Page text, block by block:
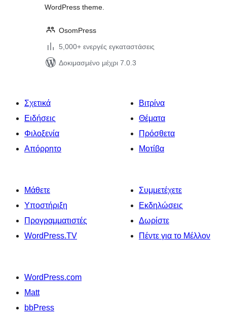
WordPress theme.
OsomPress
5,000+ ενεργές εγκαταστάσεις
Δοκιμασμένο μέχρι 7.0.3
Σχετικά
Ειδήσεις
Φιλοξενία
Απόρρητο
Βιτρίνα
Θέματα
Πρόσθετα
Μοτίβα
Μάθετε
Υποστήριξη
Προγραμματιστές
WordPress.TV
Συμμετέχετε
Εκδηλώσεις
Δωρίστε
Πέντε για το Μέλλον
WordPress.com
Matt
bbPress